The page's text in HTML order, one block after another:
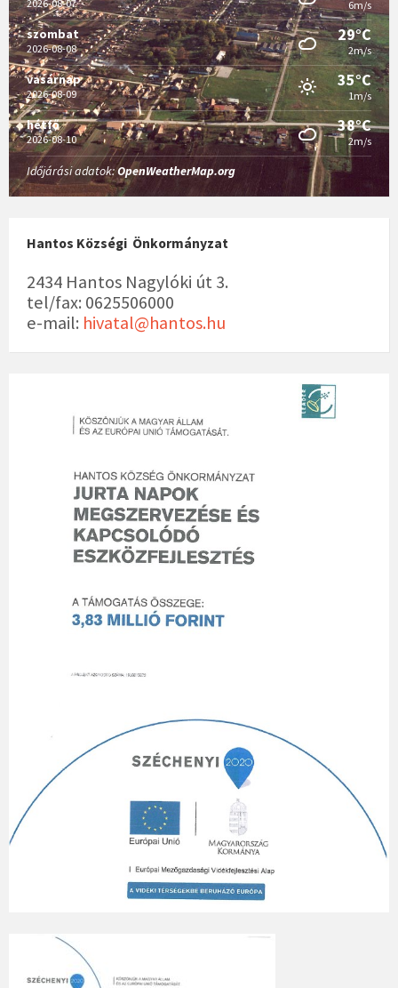
2026-08-07 6m/s
szombat
2026-08-08
29°C
2m/s
vasárnap
2026-08-09
35°C
1m/s
hétfő
2026-08-10
38°C
2m/s
Időjárási adatok:OpenWeatherMap.org
Hantos Községi Önkormányzat
2434 Hantos Nagylóki út 3.
tel/fax: 0625506000
e-mail: hivatal@hantos.hu